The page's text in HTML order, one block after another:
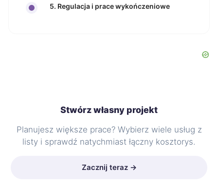
5. Regulacja i prace wykończeniowe
Stwórz własny projekt
Planujesz większe prace? Wybierz wiele usług z
listy i sprawdź natychmiast łączny kosztorys.
Zacznij teraz →